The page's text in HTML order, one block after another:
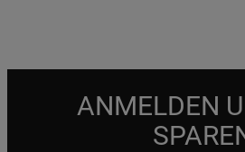
ANMELDEN